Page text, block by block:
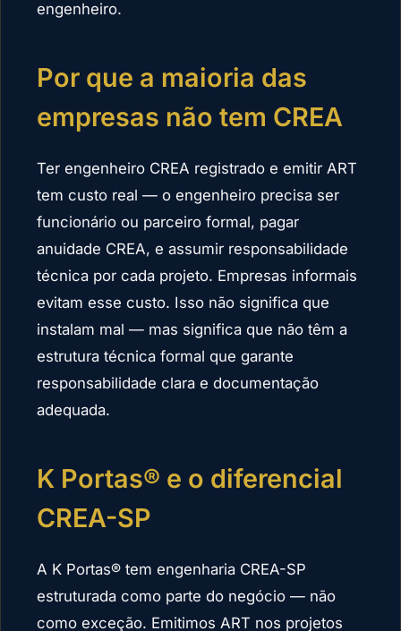
engenheiro.
Por que a maioria das
empresas não tem CREA
Ter engenheiro CREA registrado e emitir ART
tem custo real — o engenheiro precisa ser
funcionário ou parceiro formal, pagar
anuidade CREA, e assumir responsabilidade
técnica por cada projeto. Empresas informais
evitam esse custo. Isso não significa que
instalam mal — mas significa que não têm a
estrutura técnica formal que garante
responsabilidade clara e documentação
adequada.
K Portas® e o diferencial
CREA-SP
A K Portas® tem engenharia CREA-SP
estruturada como parte do negócio — não
como exceção. Emitimos ART nos projetos